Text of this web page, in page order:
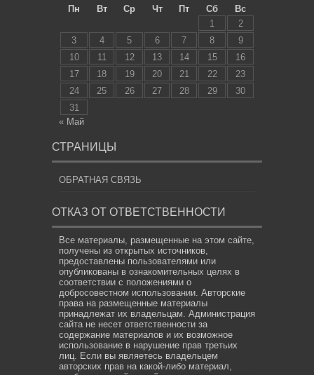
Пн
Вт Ср Чт Пт Сб
Вс
1
2
3
4 5 6 7 8
9
10
11 12 13 14 15
16
17
18 19 20 21 22
23
24
25 26 27 28 29
30
31
« Май
СТРАНИЦЫ
ОБРАТНАЯ СВЯЗЬ
ОТКАЗ ОТ ОТВЕТСТВЕННОСТИ
Все материалы, размещенные на этом сайте,
получены из открытых источников,
предоставлены пользователями или
опубликованы в ознакомительных целях в
соответствии с положениями о
добросовестном использовании. Авторские
права на размещенные материалы
принадлежат их владельцам. Администрация
сайта не несет ответственности за
содержание материалов и их возможное
использование в нарушение прав третьих
лиц. Если вы являетесь владельцем
авторских прав на какой-либо материал,